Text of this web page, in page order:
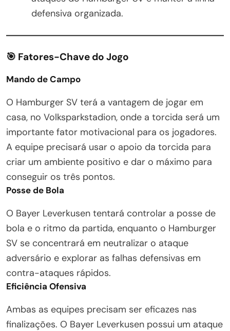
defensiva organizada.
🎯 Fatores-Chave do Jogo
Mando de Campo
O Hamburger SV terá a vantagem de jogar em
casa, no Volksparkstadion, onde a torcida será um
importante fator motivacional para os jogadores.
A equipe precisará usar o apoio da torcida para
criar um ambiente positivo e dar o máximo para
conseguir os três pontos.
Posse de Bola
O Bayer Leverkusen tentará controlar a posse de
bola e o ritmo da partida, enquanto o Hamburger
SV se concentrará em neutralizar o ataque
adversário e explorar as falhas defensivas em
contra-ataques rápidos.
Eficiência Ofensiva
Ambas as equipes precisam ser eficazes nas
finalizações. O Bayer Leverkusen possui um ataque